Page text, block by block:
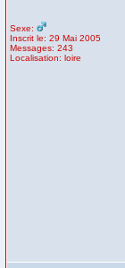
Sexe:
Inscrit le: 29 Mai 2005
Messages: 243
Localisation: loire